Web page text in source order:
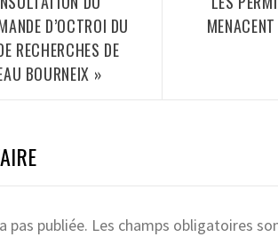
D’OCTROI DU
RECHERCHES DE
BOURNEIX »
pas publiée. Les champs obligatoires